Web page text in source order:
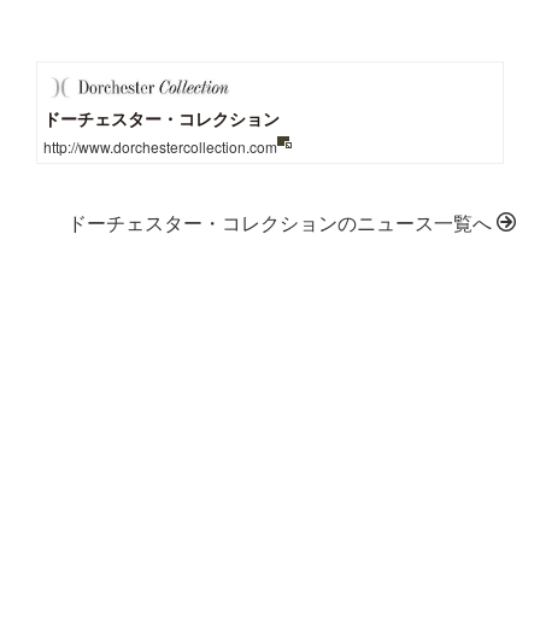
ドーチェスター・コレクション
http://www.dorchestercollection.com
ドーチェスター・コレクションのニュース一覧へ